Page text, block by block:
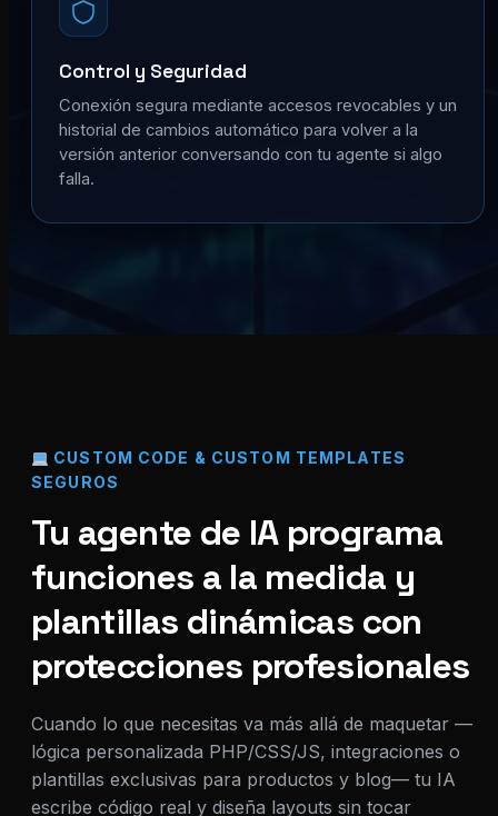
Control y Seguridad
Conexión segura mediante accesos revocables y un
historial de cambios automático para volver a la
versión anterior conversando con tu agente si algo
falla.
CUSTOM CODE & CUSTOM TEMPLATES
SEGUROS
Tu agente de IA programa
funciones a la medida y
plantillas dinámicas con
protecciones profesionales
Cuando lo que necesitas va más allá de maquetar —
lógica personalizada PHP/CSS/JS, integraciones o
plantillas exclusivas para productos y blog— tu IA
escribe código real y diseña layouts sin tocar